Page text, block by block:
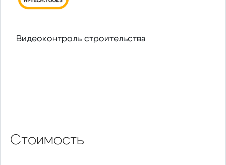
Видеоконтроль строительства
Стоимость